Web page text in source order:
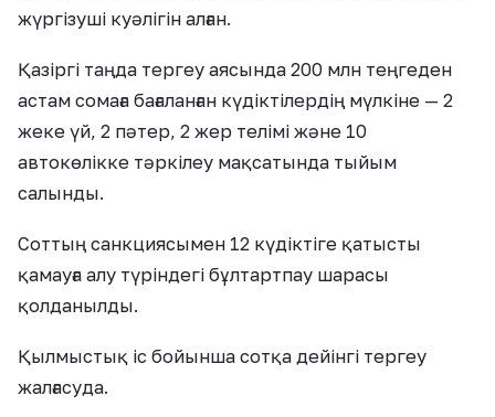
жүргізуші куәлігін алған.
Қазіргі таңда тергеу аясында 200 млн теңгеден
астам сомаға бағаланған күдіктілердің мүлкіне — 2
жеке үй, 2 пәтер, 2 жер телімі және 10
автокөлікке тәркілеу мақсатында тыйым
салынды.
Соттың санкциясымен 12 күдіктіге қатысты
қамауға алу түріндегі бұлтартпау шарасы
қолданылды.
Қылмыстық іс бойынша сотқа дейінгі тергеу
жалғасуда.